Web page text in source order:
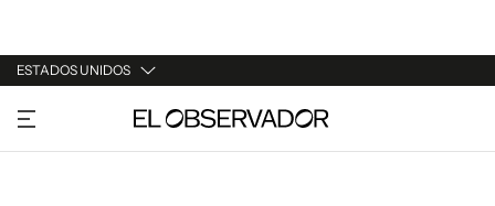
ESTADOS UNIDOS
URUGUAY
ARGENTINA